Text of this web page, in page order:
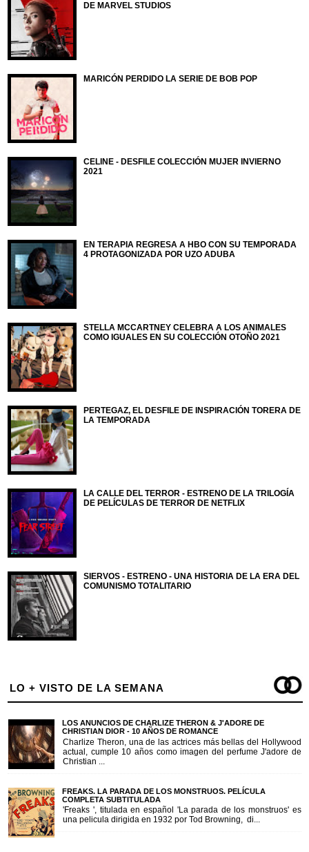
DE MARVEL STUDIOS
MARICÓN PERDIDO LA SERIE DE BOB POP
CELINE - DESFILE COLECCIÓN MUJER INVIERNO
2021
EN TERAPIA REGRESA A HBO CON SU TEMPORADA
4 PROTAGONIZADA POR UZO ADUBA
STELLA MCCARTNEY CELEBRA A LOS ANIMALES
COMO IGUALES EN SU COLECCIÓN OTOÑO 2021
PERTEGAZ, EL DESFILE DE INSPIRACIÓN TORERA DE
LA TEMPORADA
LA CALLE DEL TERROR - ESTRENO DE LA TRILOGÍA
DE PELÍCULAS DE TERROR DE NETFLIX
SIERVOS - ESTRENO - UNA HISTORIA DE LA ERA DEL
COMUNISMO TOTALITARIO
LO + VISTO DE LA SEMANA
LOS ANUNCIOS DE CHARLIZE THERON & J'ADORE DE
CHRISTIAN DIOR - 10 AÑOS DE ROMANCE
Charlize Theron, una de las actrices más bellas del Hollywood
actual, cumple 10 años como imagen del perfume J'adore de
Christian ...
FREAKS. LA PARADA DE LOS MONSTRUOS. PELÍCULA
COMPLETA SUBTITULADA
'Freaks ', titulada en español 'La parada de los monstruos' es
una pelicula dirigida en 1932 por Tod Browning, di...